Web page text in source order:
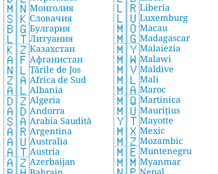
🇲🇳Монголия
🇸🇰Словачия
🇧🇬Булгария
🇱🇹Литуания
🇰🇿Казахстан
🇦🇫Афганистан
🇳🇱Țările de Jos
🇿🇦Africa de Sud
🇦🇱Albania
🇩🇿Algeria
🇦🇩Andorra
🇸🇦Arabia Saudită
🇦🇷Argentina
🇦🇺Australia
🇦🇹Austria
🇦🇿Azerbaijan
🇱🇷Liberia
🇱🇺Luxemburg
🇲🇴Macau
🇲🇬Madagascar
🇲🇾Malaiezia
🇲🇼Malawi
🇲🇻Maldive
🇲🇱Mali
🇲🇦Maroc
🇲🇶Martinica
🇲🇺Maurițius
🇾🇹Mayotte
🇲🇽Mexic
🇲🇿Mozambic
🇲🇪Muntenegru
🇲🇲Myanmar
Nepal